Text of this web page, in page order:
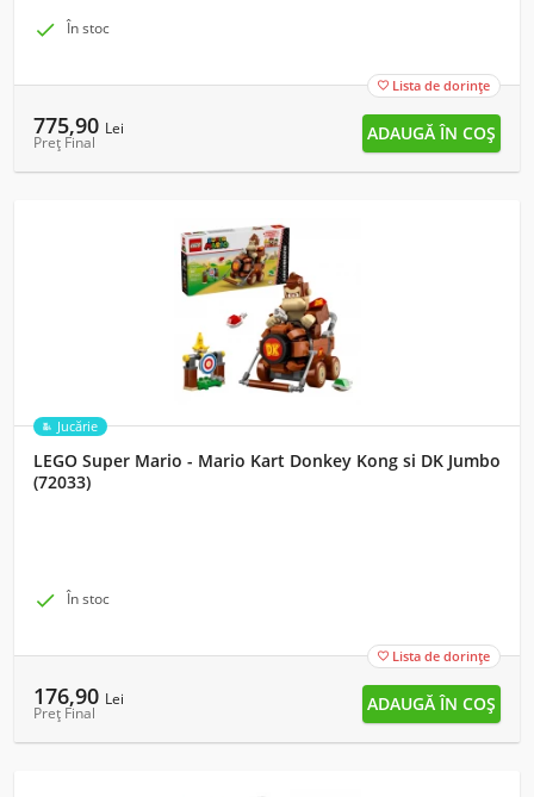
 În stoc
 Lista de dorințe
775,90 Lei
Preț Final
Jucărie
LEGO Super Mario - Mario Kart Donkey Kong si DK Jumbo
(72033)
 În stoc
 Lista de dorințe
176,90 Lei
Preț Final